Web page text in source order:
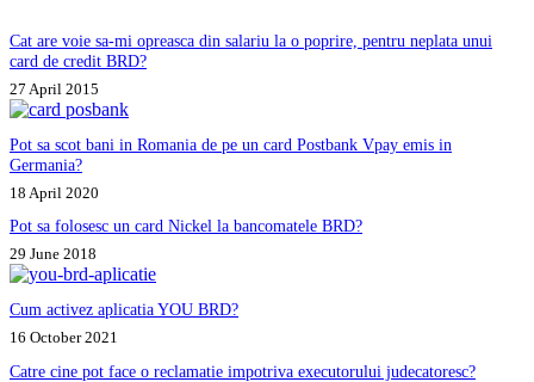
Cat are voie sa-mi opreasca din salariu la o poprire, pentru neplata unui
card de credit BRD?
27 April 2015
Pot sa scot bani in Romania de pe un card Postbank Vpay emis in
Germania?
18 April 2020
Pot sa folosesc un card Nickel la bancomatele BRD?
29 June 2018
Cum activez aplicatia YOU BRD?
16 October 2021
Catre cine pot face o reclamatie impotriva executorului judecatoresc?